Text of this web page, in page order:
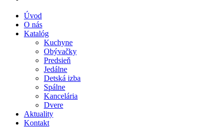
Úvod
O nás
Katalóg
Kuchyne
Obývačky
Predsieň
Jedálne
Detská izba
Spálne
Kancelária
Dvere
Aktuality
Kontakt